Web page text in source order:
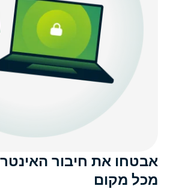
השתמשו ב- ExpressVPN על כל המכשירים שלכם
השיגו VPN ב-3 שלבים פשוטים עם ExpressVPN
חוות דעת על ExpressVPN
שאלות נפוצות: רשתות פרטיות
התחילו להשתמש ב- ExpressVPN עוד היום
אבטחו את חיבור
מכל מקום